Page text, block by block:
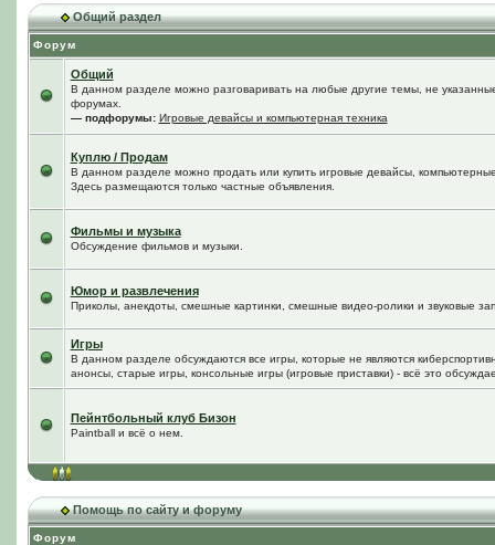
Общий раздел
Форум
Общий
В данном разделе можно разговаривать на любые другие темы, не
форумах.
— подфорумы: Игровые девайсы и компьютерная техника
Куплю / Продам
В данном разделе можно продать или купить игровые девайсы,
Здесь размещаются только частные объявления.
Фильмы и музыка
Обсуждение фильмов и музыки.
Юмор и развлечения
Приколы, анекдоты, смешные картинки, смешные видео-ролики и звуковые
Игры
В данном разделе обсуждаются все игры, которые не являются
анонсы, старые игры, консольные игры (игровые приставки) - всё это
Пейнтбольный клуб Бизон
Paintball и всё о нем.
Помощь по сайту и форуму
Форум